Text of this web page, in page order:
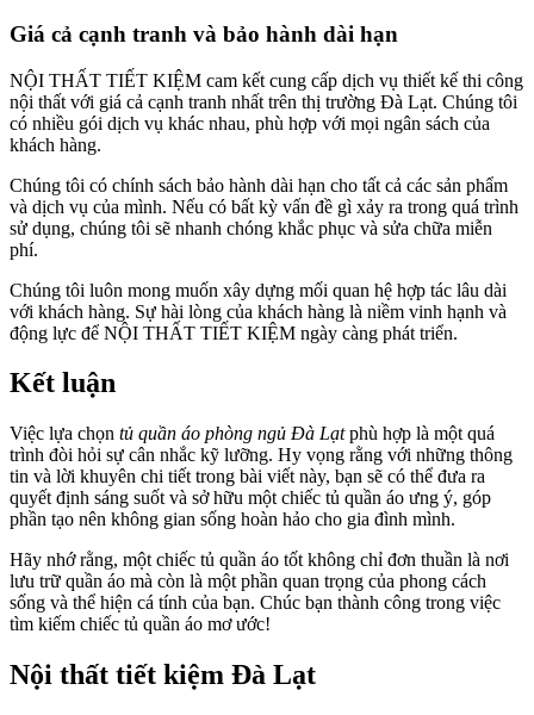
Giá cả cạnh tranh và bảo hành dài hạn
NỘI THẤT TIẾT KIỆM cam kết cung cấp dịch vụ thiết kế thi công
nội thất với giá cả cạnh tranh nhất trên thị trường Đà Lạt. Chúng tôi
có nhiều gói dịch vụ khác nhau, phù hợp với mọi ngân sách của
khách hàng.
Chúng tôi có chính sách bảo hành dài hạn cho tất cả các sản phẩm
và dịch vụ của mình. Nếu có bất kỳ vấn đề gì xảy ra trong quá trình
sử dụng, chúng tôi sẽ nhanh chóng khắc phục và sửa chữa miễn
phí.
Chúng tôi luôn mong muốn xây dựng mối quan hệ hợp tác lâu dài
với khách hàng. Sự hài lòng của khách hàng là niềm vinh hạnh và
động lực để NỘI THẤT TIẾT KIỆM ngày càng phát triển.
Kết luận
Việc lựa chọn tủ quần áo phòng ngủ Đà Lạtphù hợp là một quá
trình đòi hỏi sự cân nhắc kỹ lưỡng. Hy vọng rằng với những thông
tin và lời khuyên chi tiết trong bài viết này, bạn sẽ có thể đưa ra
quyết định sáng suốt và sở hữu một chiếc tủ quần áo ưng ý, góp
phần tạo nên không gian sống hoàn hảo cho gia đình mình.
Hãy nhớ rằng, một chiếc tủ quần áo tốt không chỉ đơn thuần là nơi
lưu trữ quần áo mà còn là một phần quan trọng của phong cách
sống và thể hiện cá tính của bạn. Chúc bạn thành công trong việc
tìm kiếm chiếc tủ quần áo mơ ước!
Nội thất tiết kiệm Đà Lạt